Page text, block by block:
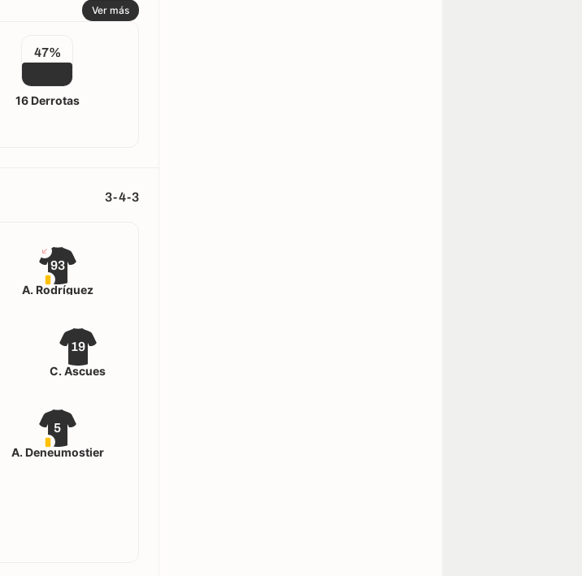
Ver más
47%
16 Derrotas
3-4-3
5
A. Deneumostier
19
C. Ascues
93
A. Rodríguez